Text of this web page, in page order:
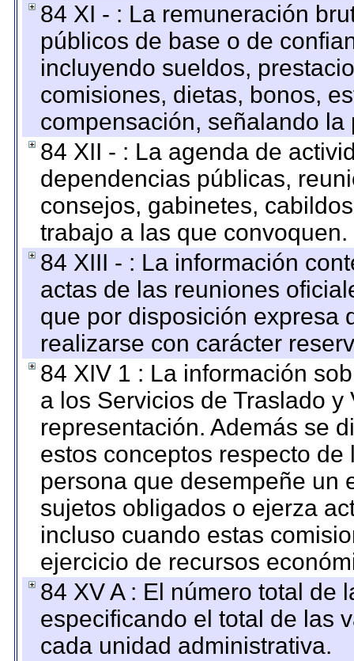
84 XI - : La remuneración
públicos de base o de
incluyendo sueldos,
comisiones, dietas, bonos,
compensación, señalando
84 XII - : La agenda de
dependencias públicas,
consejos, gabinetes,
trabajo a las que convoquen.
84 XIII - : La información
actas de las reuniones
que por disposición expresa
realizarse con carácter
84 XIV 1 : La información
a los Servicios de Traslado
representación. Además se
estos conceptos respecto
persona que desempeñe un
sujetos obligados o ejerza
incluso cuando estas
ejercicio de recursos
84 XV A : El número total de
especificando el total de las
cada unidad administrativa.